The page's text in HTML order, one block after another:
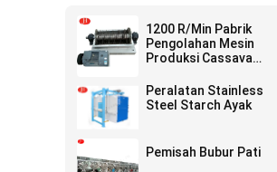
1200 R/Min Pabrik
Pengolahan Mesin
Produksi Cassava
Peralatan Stainless
Steel Starch Ayak
Pemisah Bubur Pati